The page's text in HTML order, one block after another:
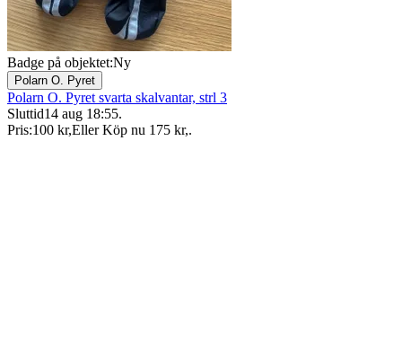
Badge på objektet:Ny
Polarn O. Pyret
Polarn O. Pyret svarta skalvantar, strl 3
Sluttid14 aug 18:55.
Pris:100 kr,Eller Köp nu 175 kr,.